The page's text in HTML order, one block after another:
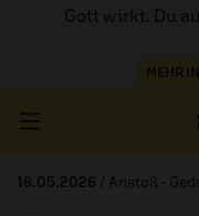
Gott wirkt. Du
MEHR
18.05.2026 / Anstoß -